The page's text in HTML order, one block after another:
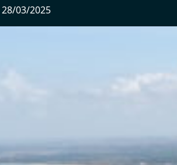
28/03/2025